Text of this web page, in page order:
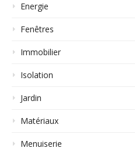
Energie
Fenêtres
Immobilier
Isolation
Jardin
Matériaux
Menuiserie